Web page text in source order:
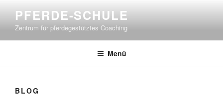
springen
PFERDE-SCHULE
Zentrum für pferdegestütztes Coaching
Menü
BLOG